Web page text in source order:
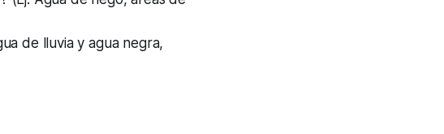
de lluvia y agua negra,